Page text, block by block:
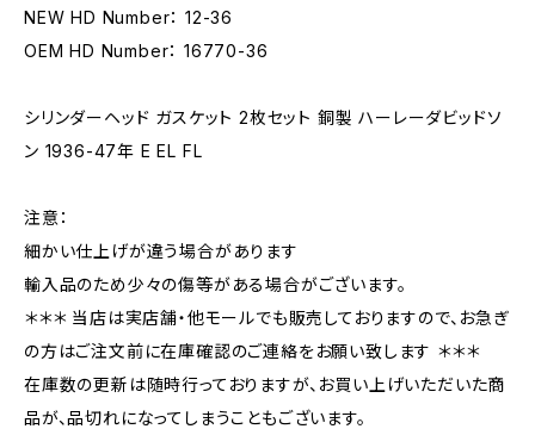
NEW HD Number： 12-36
OEM HD Number： 16770-36
シリンダーヘッド ガスケット 2枚セット 銅製 ハーレーダビッドソ
ン 1936-47年 E EL FL
注意：
細かい仕上げが違う場合があります
輸入品のため少々の傷等がある場合がございます。
＊＊＊ 当店は実店舗・他モールでも販売しておりますので、お急ぎ
の方はご注文前に在庫確認のご連絡をお願い致します ＊＊＊
在庫数の更新は随時行っておりますが、お買い上げいただいた商
品が、品切れになってしまうこともございます。